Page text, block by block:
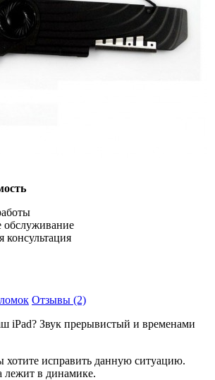
обслуживание
консультация
Отзывы (2)
iPad? Звук прерывистый и временами
исправить данную ситуацию.
лежит в динамике.